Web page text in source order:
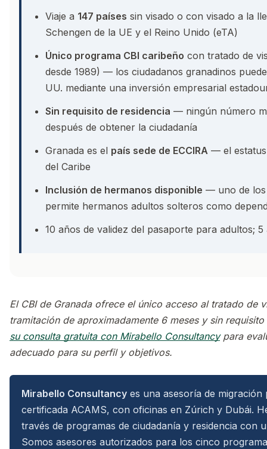
Viaje a 147 países sin visado o con visado a la
Schengen de la UE y el Reino Unido (eTA)
Único programa CBI caribeño con tratado de
desde 1989) — los ciudadanos granadinos
UU. mediante una inversión empresarial
Sin requisito de residencia — ningún número
después de obtener la ciudadanía
Granada es el país sede de ECCIRA — el
del Caribe
Inclusión de hermanos disponible — uno de los
permite hermanos adultos solteros como
10 años de validez del pasaporte para adultos;
El CBI de Granada ofrece el único acceso al tratado de
tramitación de aproximadamente 6 meses y sin
su consulta gratuita con Mirabello Consultancypara
adecuado para su perfil y objetivos.
Mirabello Consultancy es una asesoría de
certificada ACAMS, con oficinas en Zúrich y Dubái.
través de programas de ciudadanía y residencia con
Somos asesores autorizados para los cinco